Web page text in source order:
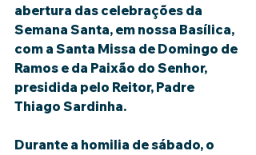
abertura das celebrações da
Semana Santa, em nossa Basílica,
com a Santa Missa de Domingo de
Ramos e da Paixão do Senhor,
presidida pelo Reitor, Padre
Thiago Sardinha.
Durante a homilia de sábado, o